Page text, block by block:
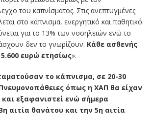
του καπνίσματος. Στις ανεπτυγμένες
στο κάπνισμα, ενεργητικό και παθητικό.
για το 13% των νοσηλειών ενώ το
δεν το γνωρίζουν. Κάθε ασθενής
ευρώ ετησίως».
το κάπνισμα, σε 20-30
όπως η ΧΑΠ θα είχαν
και εξαφανιστεί ενώ σήμερα
αιτία θανάτου και την 5η αιτία